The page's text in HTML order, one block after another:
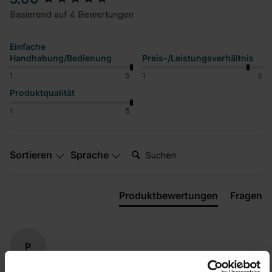
Basierend auf 4 Bewertungen
Einfache
Handhabung/Bedienung
1 5
Preis-/Leistungsverhältnis
1 5
Produktqualität
1 5
Sortieren Sprache Suchen:
Produktbewertungen Fragen
P